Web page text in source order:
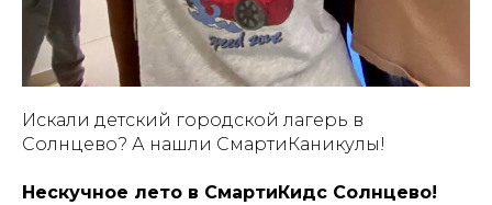
Искали детский городской лагерь в
Солнцево? А нашли СмартиКаникулы!
Нескучное лето в СмартиКидс Солнцево!